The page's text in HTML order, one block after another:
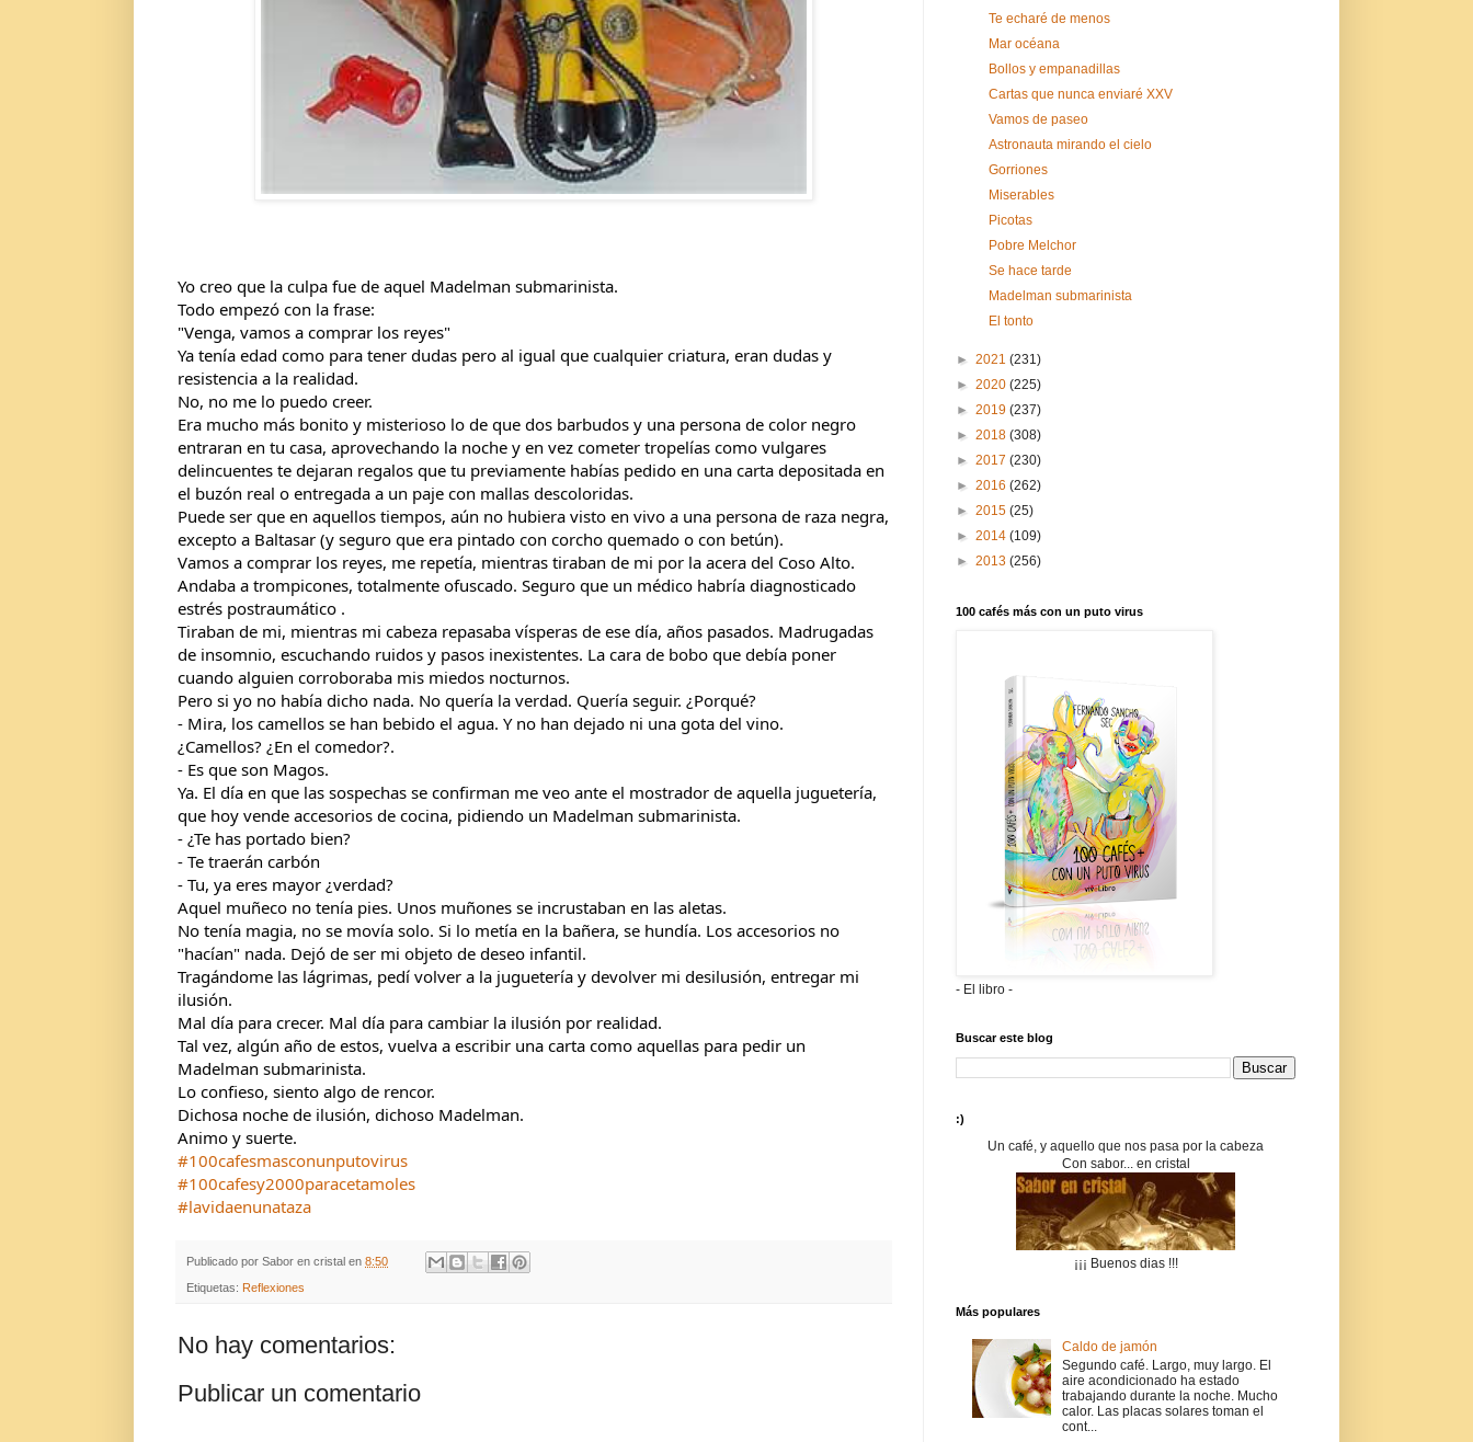
Yo creo que la culpa fue de aquel Madelman submarinista.
Todo empezó con la frase:
"Venga, vamos a comprar los reyes"
Ya tenía edad como para tener dudas pero al igual que cualquier criatura, eran dudas y
resistencia a la realidad.
No, no me lo puedo creer.
Era mucho más bonito y misterioso lo de que dos barbudos y una persona de color negro
entraran en tu casa, aprovechando la noche y en vez cometer tropelías como vulgares
delincuentes te dejaran regalos que tu previamente habías pedido en una carta depositada en
el buzón real o entregada a un paje con mallas descoloridas.
Puede ser que en aquellos tiempos, aún no hubiera visto en vivo a una persona de raza negra,
excepto a Baltasar (y seguro que era pintado con corcho quemado o con betún).
Vamos a comprar los reyes, me repetía, mientras tiraban de mi por la acera del Coso Alto.
Andaba a trompicones, totalmente ofuscado. Seguro que un médico habría diagnosticado
estrés postraumático .
Tiraban de mi, mientras mi cabeza repasaba vísperas de ese día, años pasados. Madrugadas
de insomnio, escuchando ruidos y pasos inexistentes. La cara de bobo que debía poner
cuando alguien corroboraba mis miedos nocturnos.
Pero si yo no había dicho nada. No quería la verdad. Quería seguir. ¿Porqué?
- Mira, los camellos se han bebido el agua. Y no han dejado ni una gota del vino.
¿Camellos? ¿En el comedor?.
- Es que son Magos.
Ya. El día en que las sospechas se confirman me veo ante el mostrador de aquella juguetería,
que hoy vende accesorios de cocina, pidiendo un Madelman submarinista.
- ¿Te has portado bien?
- Te traerán carbón
- Tu, ya eres mayor ¿verdad?
Aquel muñeco no tenía pies. Unos muñones se incrustaban en las aletas.
No tenía magia, no se movía solo. Si lo metía en la bañera, se hundía. Los accesorios no
"hacían" nada. Dejó de ser mi objeto de deseo infantil.
Tragándome las lágrimas, pedí volver a la juguetería y devolver mi desilusión, entregar mi
ilusión.
Mal día para crecer. Mal día para cambiar la ilusión por realidad.
Tal vez, algún año de estos, vuelva a escribir una carta como aquellas para pedir un
Madelman submarinista.
Lo confieso, siento algo de rencor.
Dichosa noche de ilusión, dichoso Madelman.
Animo y suerte.
#100cafesmasconunputovirus
#100cafesy2000paracetamoles
#lavidaenunataza
Publicado por Sabor en cristal en 8:50
Etiquetas: Reflexiones
No hay comentarios:
Publicar un comentario
Te echaré de menos
Mar océana
Bollos y empanadillas
Cartas que nunca enviaré XXV
Vamos de paseo
Astronauta mirando el cielo
Gorriones
Miserables
Picotas
Pobre Melchor
Se hace tarde
Madelman submarinista
El tonto
► 2021 (231)
► 2020 (225)
► 2019 (237)
► 2018 (308)
► 2017 (230)
► 2016 (262)
► 2015 (25)
► 2014 (109)
► 2013 (256)
100 cafés más con un puto virus
- El libro -
Buscar este blog
:)
Un café, y aquello que nos pasa por la cabeza
Con sabor... en cristal
¡¡¡ Buenos dias !!!
Más populares
Caldo de jamón
Segundo café. Largo, muy largo. El
aire acondicionado ha estado
trabajando durante la noche. Mucho
calor. Las placas solares toman el
cont...